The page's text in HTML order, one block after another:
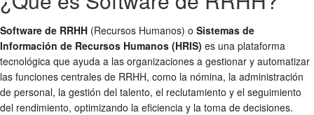
Software de RRHH (Recursos Humanos) o Sistemas de
Información de Recursos Humanos (HRIS) es una plataforma
tecnológica que ayuda a las organizaciones a gestionar y automatizar
las funciones centrales de RRHH, como la nómina, la administración
de personal, la gestión del talento, el reclutamiento y el seguimiento
del rendimiento, optimizando la eficiencia y la toma de decisiones.